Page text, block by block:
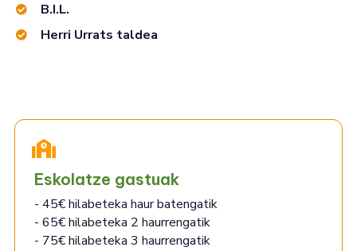
B.I.L.
Herri Urrats taldea
Eskolatze gastuak
- 45€ hilabeteka haur batengatik
- 65€ hilabeteka 2 haurrengatik
- 75€ hilabeteka 3 haurrengatik